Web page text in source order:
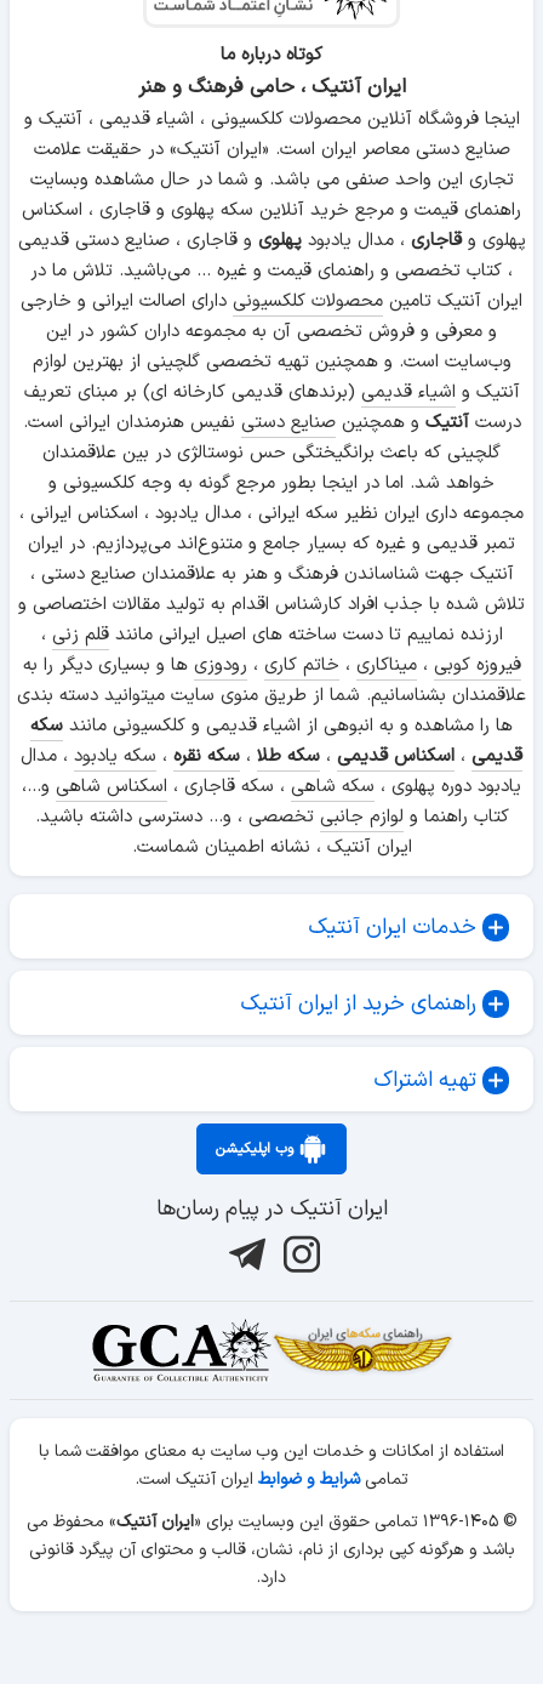
کوتاه درباره ما
ایران آنتیک ، حامی فرهنگ و هنر
اینجا فروشگاه آنلاین محصولات کلکسیونی ، اشیاء قدیمی ، آنتیک و
صنایع دستی معاصر ایران است. «ایران آنتیک» در حقیقت علامت
تجاری این واحد صنفی می باشد. و شما در حال مشاهده وبسایت
راهنمای قیمت و مرجع خرید آنلاین سکه پهلوی و قاجاری ، اسکناس
پهلوی وقاجاری ، مدال یادبودپهلوی و قاجاری ، صنایع دستی قدیمی
، کتاب تخصصی و راهنمای قیمت و غیره ... می‌باشید. تلاش ما در
ایران آنتیک تامین محصولات کلکسیونی دارای اصالت ایرانی و خارجی
و معرفی و فروش تخصصی آن به مجموعه داران کشور در این
وب‌سایت است. و همچنین تهیه تخصصی گلچینی از بهترین لوازم
آنتیک و اشیاء قدیمی (برندهای قدیمی کارخانه ای) بر مبنای تعریف
درستآنتیک و همچنینصنایع دستی نفیس هنرمندان ایرانی است.
گلچینی که باعث برانگیختگی حس نوستالژی در بین علاقمندان
خواهد شد. اما در اینجا بطور مرجع گونه به وجه کلکسیونی و
مجموعه داری ایران نظیر سکه ایرانی ، مدال یادبود ، اسکناس ایرانی ،
تمبر قدیمی و غیره که بسیار جامع و متنوع‌اند می‌پردازیم. در ایران
آنتیک جهت شناساندن فرهنگ و هنر به علاقمندان صنایع دستی ،
تلاش شده با جذب افراد کارشناس اقدام به تولید مقالات اختصاصی و
ارزنده نماییم تا دست ساخته های اصیل ایرانی مانندقلم زنی ،
فیروزه کوبی ،میناکاری ، خاتم کاری ، رودوزی ها و بسیاری دیگر را به
علاقمندان بشناسانیم. شما از طریق منوی سایت میتوانید دسته بندی
ها را مشاهده و به انبوهی از اشیاء قدیمی و کلکسیونی مانند سکه
قدیمی ، اسکناس قدیمی ، سکه طلا ، سکه نقره ، سکه یادبود ، مدال
یادبود دوره پهلوی ، سکه شاهی ، سکه قاجاری ، اسکناس شاهی و...،
کتاب راهنما و لوازم جانبی تخصصی ، و... دسترسی داشته باشید.
ایران آنتیک ، نشانه اطمینان شماست.
خدمات ایران آنتیک
راهنمای خرید از ایران آنتیک
تهیه اشتراک
وب اپلیکیشن
ایران آنتیک در پیام رسان‌ها
استفاده از امکانات و خدمات این وب سایت به معنای موافقت شما با
تمامیشرایط و ضوابط ایران آنتیک است.
© ۱۳۹۶-۱۴۰۵ تمامی حقوق این وبسایت برای «
ایران آنتیک» محفوظ می
باشد و هرگونه کپی برداری از نام، نشان، قالب و محتوای آن پیگرد قانونی
دارد.